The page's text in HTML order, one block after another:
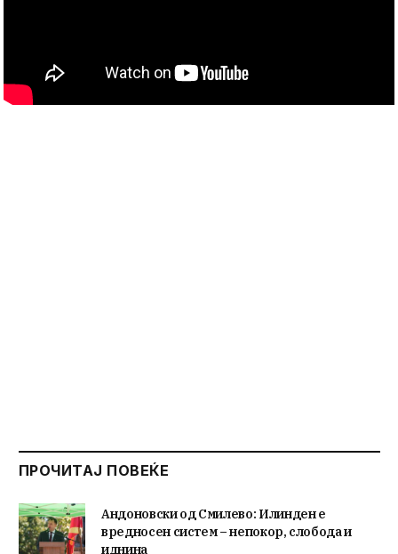
ПРОЧИТАЈ ПОВЕЌЕ
Андоновски од Смилево: Илинден е
вредносен систем – непокор, слобода и
иднина